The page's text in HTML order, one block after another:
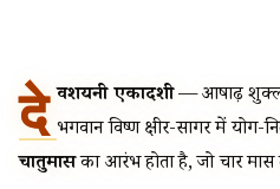
दे वशयनी एकादशी— आषाढ़ शुक्ल
भगवान विष्णु क्षीर-सागर में योग-
चातुर्मासका आरंभ होता है, जो चार